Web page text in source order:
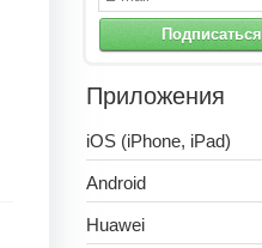
Подписаться
Приложения
iOS (iPhone, iPad)
Android
Huawei